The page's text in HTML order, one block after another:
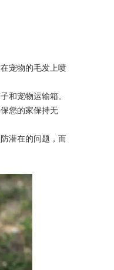
宠物的毛发上喷
和宠物运输箱。
您的家保持无
潜在的问题，而